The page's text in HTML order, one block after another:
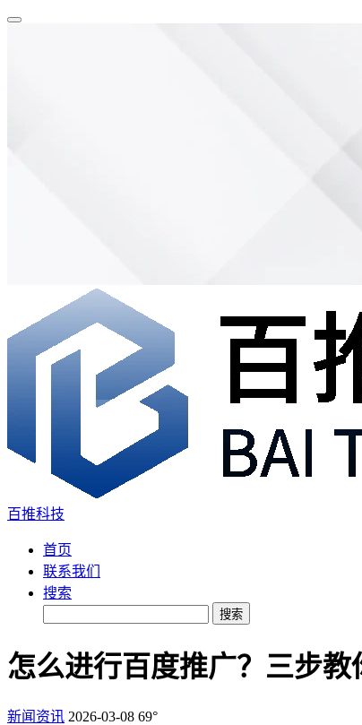
百推科技
首页
联系我们
搜索
搜索
怎么进行百度推广？三步
新闻资讯 2026-03-08 69°